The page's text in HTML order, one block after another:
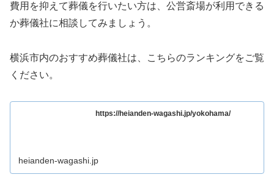
費用を抑えて葬儀を行いたい方は、公営斎場が利用できる
か葬儀社に相談してみましょう。
横浜市内のおすすめ葬儀社は、こちらのランキングをご覧
ください。
https://heianden-wagashi.jp/yokohama/
heianden-wagashi.jp